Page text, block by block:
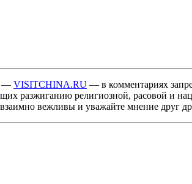
— VISITCHINA.RU — в комментариях
разжиганию религиозной, расовой и
вежливы и уважайте мнение друг